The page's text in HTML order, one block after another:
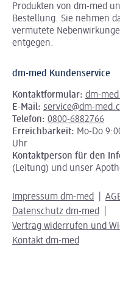
Produkten von dm-med
Bestellung. Sie nehmen
vermutete
entgegen.
dm-med Kundenservice
Kontaktformular: dm-
E-Mail: service@dm-
Telefon: 0800-6882766
Erreichbarkeit: Mo-Do
Uhr
Kontaktperson für den
(Leitung) und unser
Impressum dm-med
Datenschutz dm-med
Vertrag widerrufen und
Kontakt dm-med